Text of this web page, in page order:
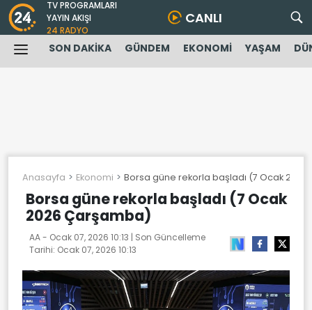
TV PROGRAMLARI
YAYIN AKIŞI
24 RADYO
CANLI
SON DAKİKA GÜNDEM EKONOMİ YAŞAM
Anasayfa Ekonomi Borsa güne rekorla başladı (7 Ocak
Borsa güne rekorla başladı (7 Ocak
2026 Çarşamba)
AA - Ocak 07, 2026 10:13 | Son Güncelleme
Tarihi: Ocak 07, 2026 10:13